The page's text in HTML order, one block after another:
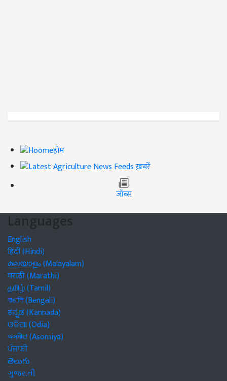
होम
ख़बरें
जॉब्स
Languages
English
हिंदी (Hindi)
മലയാളം (Malayalam)
मराठी (Marathi)
தமிழ் (Tamil)
বাঙালি (Bengali)
ಕನ್ನಡ (Kannada)
ଓଡିଆ (Odia)
অসমীয়া (Asomiya)
ਪੰਜਾਬੀ
తెలుగు
ગુજરાતી